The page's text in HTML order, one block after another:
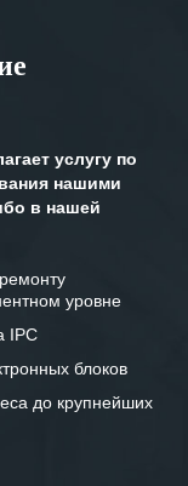
высокую
сложных
желаем
«555» долгих
услугу по
нашими
в нашей
уровне
IPC
блоков
до крупнейших